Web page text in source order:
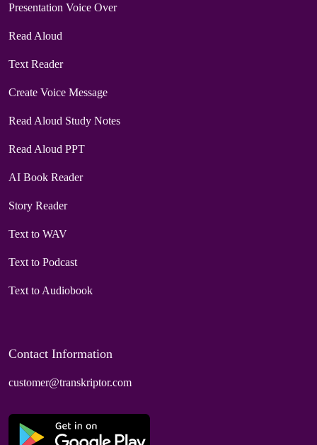
Presentation Voice Over
Read Aloud
Text Reader
Create Voice Message
Read Aloud Study Notes
Read Aloud PPT
AI Book Reader
Story Reader
Text to WAV
Text to Podcast
Text to Audiobook
Contact Information
customer@transkriptor.com